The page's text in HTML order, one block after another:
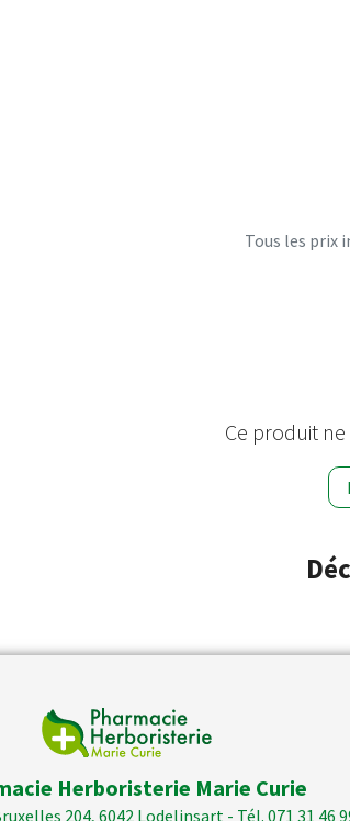
Tous les prix
Ce produit
Herboristerie Marie Curie
204, 6042 Lodelinsart - Tél. 071 31 46